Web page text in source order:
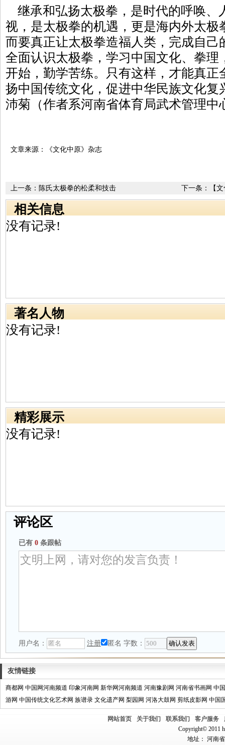
继承和弘扬太极拳，是时代的呼唤、
视，是太极拳的机遇，更是海内外太极
而要真正让太极拳造福人类，完成自己
全面认识太极拳，学习中国文化、拳理
开始，勤学苦练。只有这样，才能真正
扬中国传统文化，促进中华民族文化
沛菊（作者系河南省体育局武术管理中
文章来源：《文化中原》杂志
下一条： 【
上一条： 陈氏太极拳的松柔和技击
相关信息
没有记录!
著名人物
没有记录!
精彩展示
没有记录!
评论区
已有 0 条跟帖
用户名： 注册 匿名 字数：
友情链接
商都网 中国网河南频道 印象河南网 新华网河南频道 河南豫剧网 河南省书画网 中
游网 中国传统文化艺术网 族谱录 文化遗产网 梨园网 河洛大鼓网 剪纸皮影网 中国
网站首页 关于我们 联系我们 客户服务
Copyright© 2011
地址： 河南